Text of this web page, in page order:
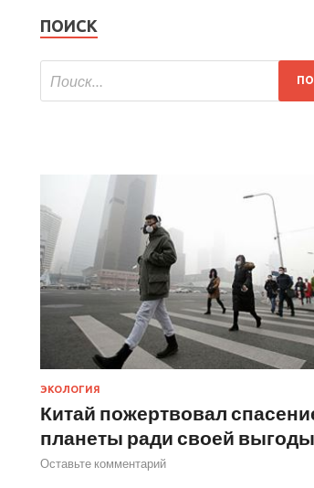
ПОИСК
ЭКОЛОГИЯ
Китай пожертвовал
планеты ради своей выгоды
Оставьте комментарий